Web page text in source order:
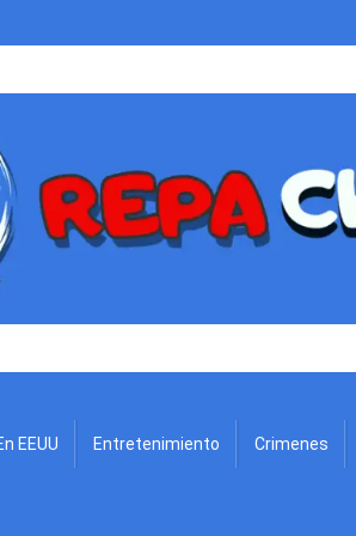
EEUU Entretenimiento Crimenes